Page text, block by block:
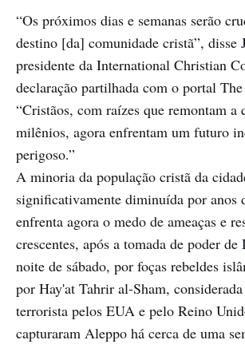
“Os próximos dias e semanas serão
destino [da] comunidade cristã”, disse
presidente da International Christian
declaração partilhada com o portal
“Cristãos, com raízes que remontam a
milênios, agora enfrentam um futuro
perigoso.”
A minoria da população cristã da
significativamente diminuída por anos
enfrenta agora o medo de ameaças e
crescentes, após a tomada de poder de
noite de sábado, por foças rebeldes
por Hay'at Tahrir al-Sham,
terrorista pelos EUA e pelo Reino
capturaram Aleppo há cerca de uma